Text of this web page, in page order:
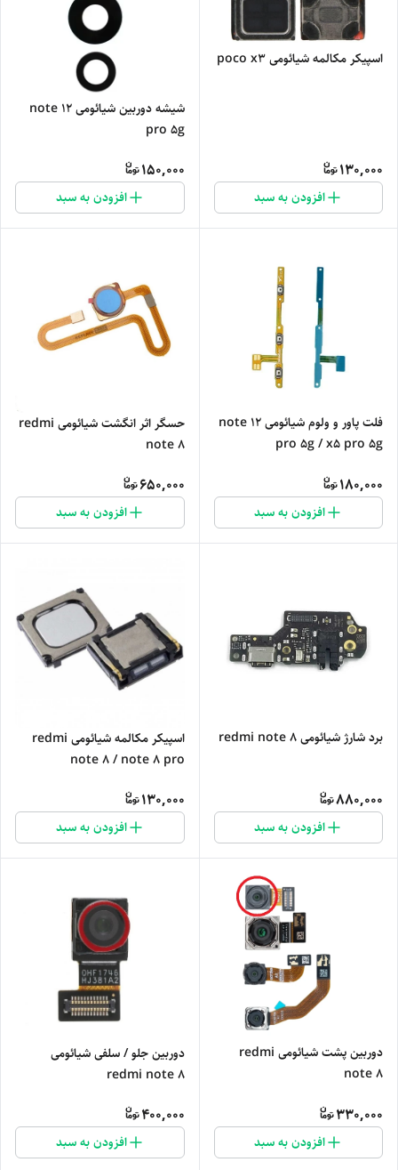
اسپیکر مکالمه شیائومی poco x3
130,000
افزودن به سبد
شیشه دوربین شیائومی note 12
pro 5g
150,000
افزودن به سبد
فلت پاور و ولوم شیائومی note 12
pro 5g / x5 pro 5g
180,000
افزودن به سبد
حسگر اثر انگشت شیائومی redmi
note 8
650,000
افزودن به سبد
برد شارژ شیائومی redmi note 8
880,000
افزودن به سبد
اسپیکر مکالمه شیائومی redmi
note 8 / note 8 pro
130,000
افزودن به سبد
دوربین پشت شیائومی redmi
note 8
330,000
افزودن به سبد
دوربین جلو / سلفی شیائومی
redmi note 8
400,000
افزودن به سبد